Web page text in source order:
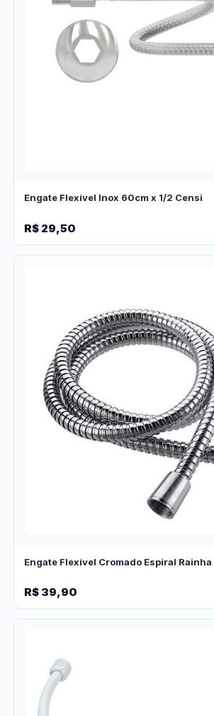
Engate Flexível Inox 60cm x 1/2 Censi
R$ 29,50
Engate Flexível Cromado Espiral Rainha
R$ 39,90